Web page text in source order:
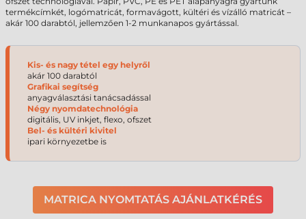
termékcímkét, logómatricát, formavágott, kültéri és vízálló matricát –
akár 100 darabtól, jellemzően 1-2 munkanapos gyártással.
Kis- és nagy tétel egy helyről
akár 100 darabtól
Grafikai segítség
anyagválasztási tanácsadással
Négy nyomdatechnológia
digitális, UV inkjet, flexo, ofszet
Bel- és kültéri kivitel
ipari környezetbe is
MATRICA NYOMTATÁS AJÁNLATKÉRÉS